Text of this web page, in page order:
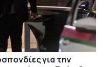
για την